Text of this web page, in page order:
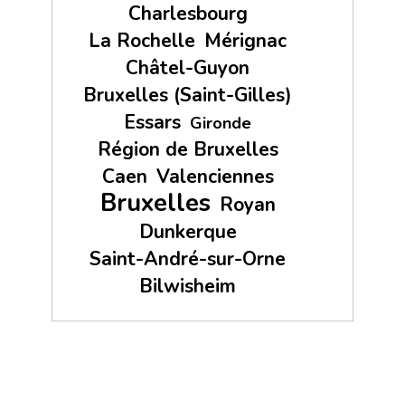
Charlesbourg
La Rochelle Mérignac
Châtel-Guyon
Bruxelles (Saint-Gilles)
Essars Gironde
Région de Bruxelles
Caen Valenciennes
Bruxelles Royan
Dunkerque
Saint-André-sur-Orne
Bilwisheim